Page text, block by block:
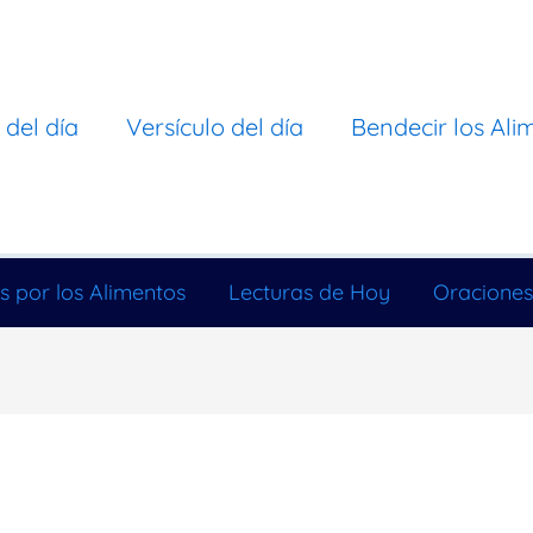
día Versículo del día Bendecir los
por los Alimentos Lecturas de Hoy